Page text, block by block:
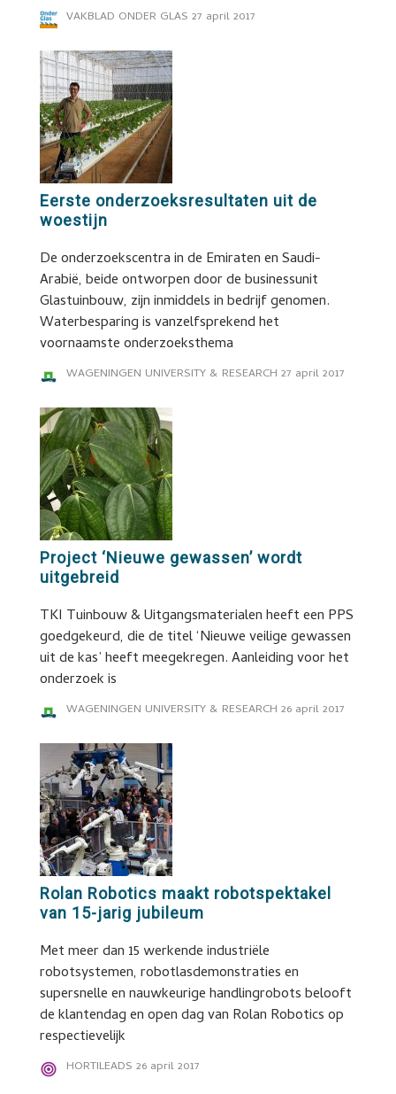
VAKBLAD ONDER GLAS 27 april 2017
Eerste onderzoeksresultaten uit de
woestijn
De onderzoekscentra in de Emiraten en Saudi-
Arabië, beide ontworpen door de businessunit
Glastuinbouw, zijn inmiddels in bedrijf genomen.
Waterbesparing is vanzelfsprekend het
voornaamste onderzoeksthema
WAGENINGEN UNIVERSITY & RESEARCH 27 april 2017
Project ‘Nieuwe gewassen’ wordt
uitgebreid
TKI Tuinbouw & Uitgangsmaterialen heeft een PPS
goedgekeurd, die de titel ‘Nieuwe veilige gewassen
uit de kas’ heeft meegekregen. Aanleiding voor het
onderzoek is
WAGENINGEN UNIVERSITY & RESEARCH 26 april 2017
Rolan Robotics maakt robotspektakel
van 15-jarig jubileum
Met meer dan 15 werkende industriële
robotsystemen, robotlasdemonstraties en
supersnelle en nauwkeurige handlingrobots belooft
de klantendag en open dag van Rolan Robotics op
respectievelijk
HORTILEADS 26 april 2017